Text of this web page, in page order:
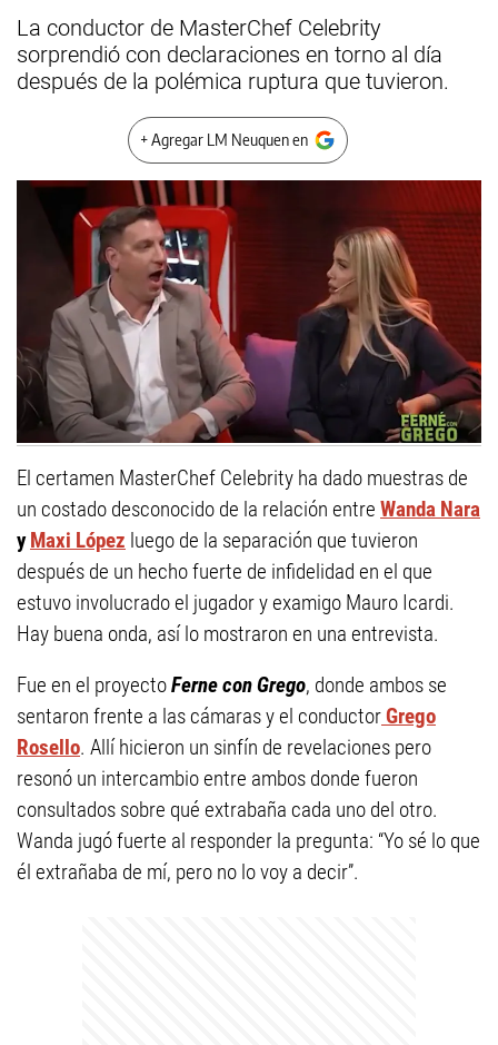
La conductor de MasterChef Celebrity
sorprendió con declaraciones en torno al día
después de la polémica ruptura que tuvieron.
+ Agregar LM Neuquen en
El certamen MasterChef Celebrity ha dado muestras de
un costado desconocido de la relación entre Wanda Nara
yMaxi López luego de la separación que tuvieron
después de un hecho fuerte de infidelidad en el que
estuvo involucrado el jugador y examigo Mauro Icardi.
Hay buena onda, así lo mostraron en una entrevista.
Fue en el proyectoFerne con Grego, donde ambos se
sentaron frente a las cámaras y el conductorGrego
Rosello. Allí hicieron un sinfín de revelaciones pero
resonó un intercambio entre ambos donde fueron
consultados sobre qué extrabaña cada uno del otro.
Wanda jugó fuerte al responder la pregunta: “Yo sé lo que
él extrañaba de mí, pero no lo voy a decir”.